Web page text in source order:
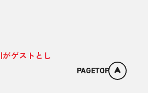
ゲストとし
PAGETOP